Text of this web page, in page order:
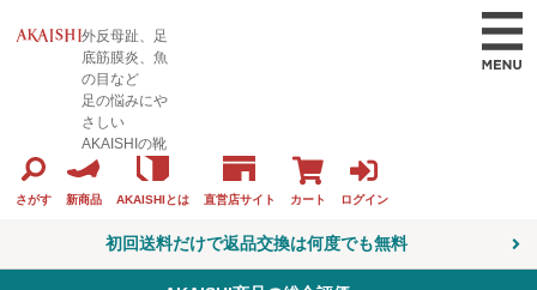
外反母趾、足
底筋膜炎、魚
の目など
足の悩みにや
さしい
AKAISHIの靴
さがす 新商品 AKAISHIとは 直営店サイト カート ログイン
初回送料だけで返品交換は何度でも無料